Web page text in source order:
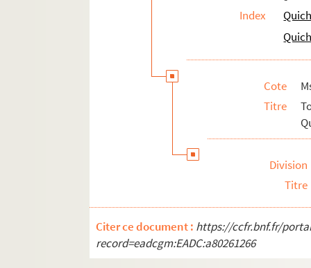
135. 135
137v. 137 v°
138. 138
139v. 139 v°
140. 140
Index
Cote
Titre
Division
Titre
Citer ce document : https://ccfr.bnf.fr/
record=eadcgm:EADC:a80261266